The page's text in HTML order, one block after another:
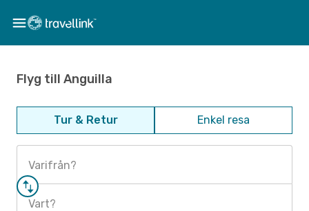
Flyg till Anguilla
Tur & Retur Enkel resa
Varifrån?
Vart?